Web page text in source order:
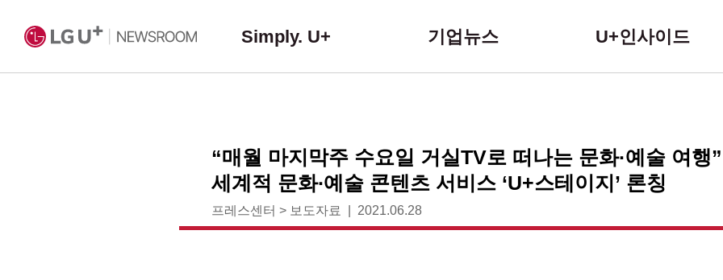
Simply. U+ 기업뉴스 U+인사이드
“매월 마지막주 수요일 거실TV로 떠나는 문화·예술 여행
세계적 문화∙예술 콘텐츠 서비스 ‘U+스테이지’ 론칭
프레스센터 > 보도자료 2021.06.28